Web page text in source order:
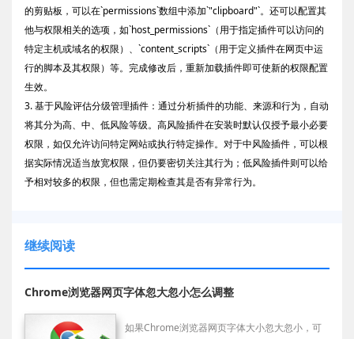
的剪贴板，可以在`permissions`数组中添加`"clipboard"`。还可以配置其
他与权限相关的选项，如`host_permissions`（用于指定插件可以访问的
特定主机或域名的权限）、`content_scripts`（用于定义插件在网页中运
行的脚本及其权限）等。完成修改后，重新加载插件即可使新的权限配置
生效。
3. 基于风险评估分级管理插件：通过分析插件的功能、来源和行为，自动
将其分为高、中、低风险等级。高风险插件在安装时默认仅授予最小必要
权限，如仅允许访问特定网站或执行特定操作。对于中风险插件，可以根
据实际情况适当放宽权限，但仍要密切关注其行为；低风险插件则可以给
予相对较多的权限，但也需定期检查其是否有异常行为。
继续阅读
Chrome浏览器网页字体忽大忽小怎么调整
如果Chrome浏览器网页字体大小忽大忽小，可